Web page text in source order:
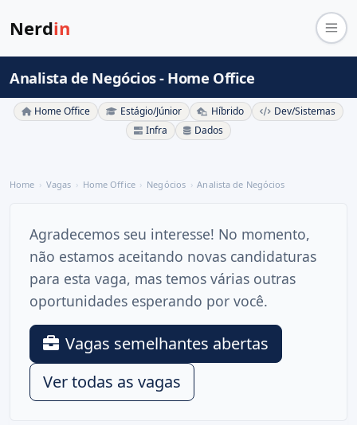
Nerdin
Analista de Negócios - Home Office
Home Office Estágio/Júnior Híbrido
Dev/Sistemas
Infra
Dados
Home Vagas Home Office Negócios Analista de Negócios
Agradecemos seu interesse! No momento,
não estamos aceitando novas candidaturas
para esta vaga, mas temos várias outras
oportunidades esperando por você.
Vagas semelhantes abertas
Ver todas as vagas